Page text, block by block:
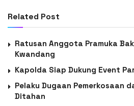
Related Post
Ratusan Anggota Pramuka
Kwandang
Kapolda Siap Dukung Event
Pelaku Dugaan Pemerkosaan
Ditahan